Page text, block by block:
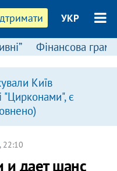
УКР
Фінансова
Київ
"Цирконами", є
, 22:10
и дает шанс